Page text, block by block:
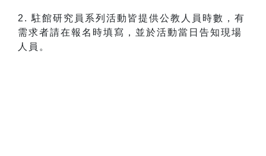
2. 駐館研究員系列活動皆提供公教人員時數，有
需求者請在報名時填寫，並於活動當日告知現場
人員。